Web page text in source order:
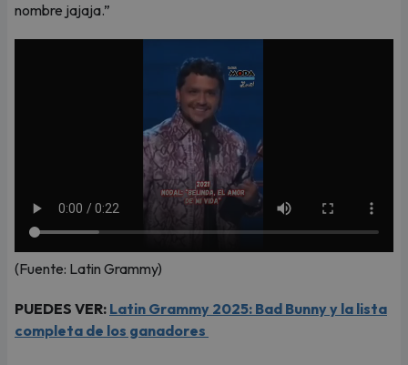
nombre jajaja.”
(Fuente: Latin Grammy)
PUEDES VER: Latin Grammy 2025: Bad Bunny y la lista
completa de los ganadores